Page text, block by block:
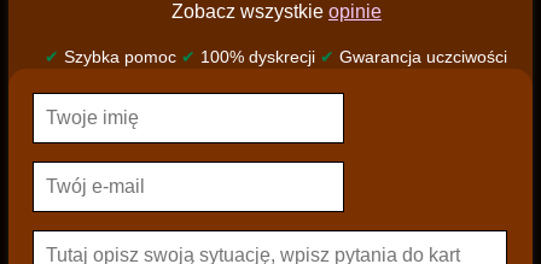
Zobacz wszystkie opinie
✔ Szybka pomoc ✔ 100% dyskrecji ✔ Gwarancja uczciwości